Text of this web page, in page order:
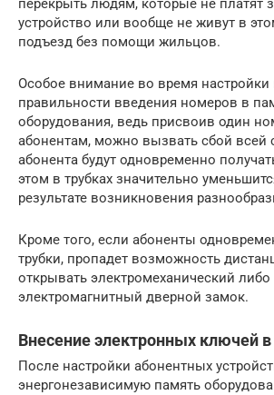
перекрыть людям, которые не платят
устройство или вообще не живут в
подъезд без помощи жильцов.
Особое внимание во время настройки
правильности введения номеров в
оборудования, ведь присвоив один
абонентам, можно вызвать сбой всей
абонента будут одновременно
этом в трубках значительно
результате возникновения
Кроме того, если абоненты
трубки, пропадет возможность
открывать электромеханический либо
электромагнитный дверной замок.
Внесение электронных ключей
После настройки абонентных
энергонезависимую память